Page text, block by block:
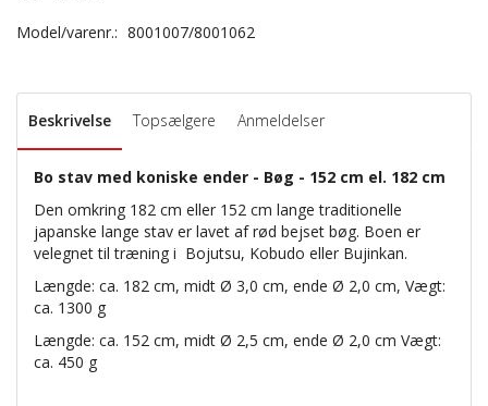
Model/varenr.: 8001007/8001062
Beskrivelse Topsælgere Anmeldelser
Bo stav med koniske ender - Bøg - 152 cm el. 182 cm
Den omkring 182 cm eller 152 cm lange traditionelle
japanske lange stav er lavet af rød bejset bøg. Boen er
velegnet til træning i Bojutsu, Kobudo eller Bujinkan.
Længde: ca. 182 cm, midt Ø 3,0 cm, ende Ø 2,0 cm, Vægt:
ca. 1300 g
Længde: ca. 152 cm, midt Ø 2,5 cm, ende Ø 2,0 cm Vægt:
ca. 450 g